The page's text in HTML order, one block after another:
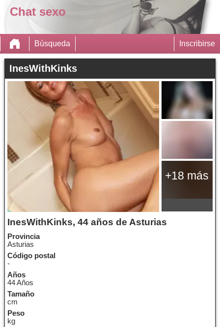
Chat sexo
Búsqueda Inscribirse
InesWithKinks
+18 más
InesWithKinks, 44 años de Asturias
Provincia
Asturias
Código postal
-
Años
44 Años
Tamaño
cm
Peso
kg